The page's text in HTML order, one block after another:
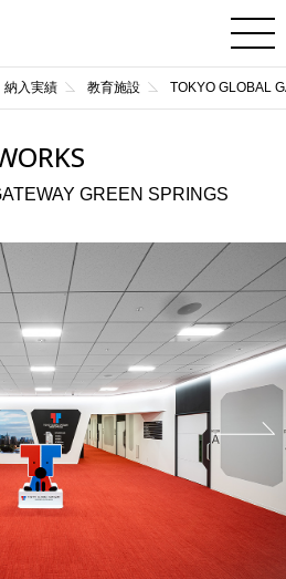
納入実績 教育施設 TOKYO GLOBAL
GREEN SPRINGS